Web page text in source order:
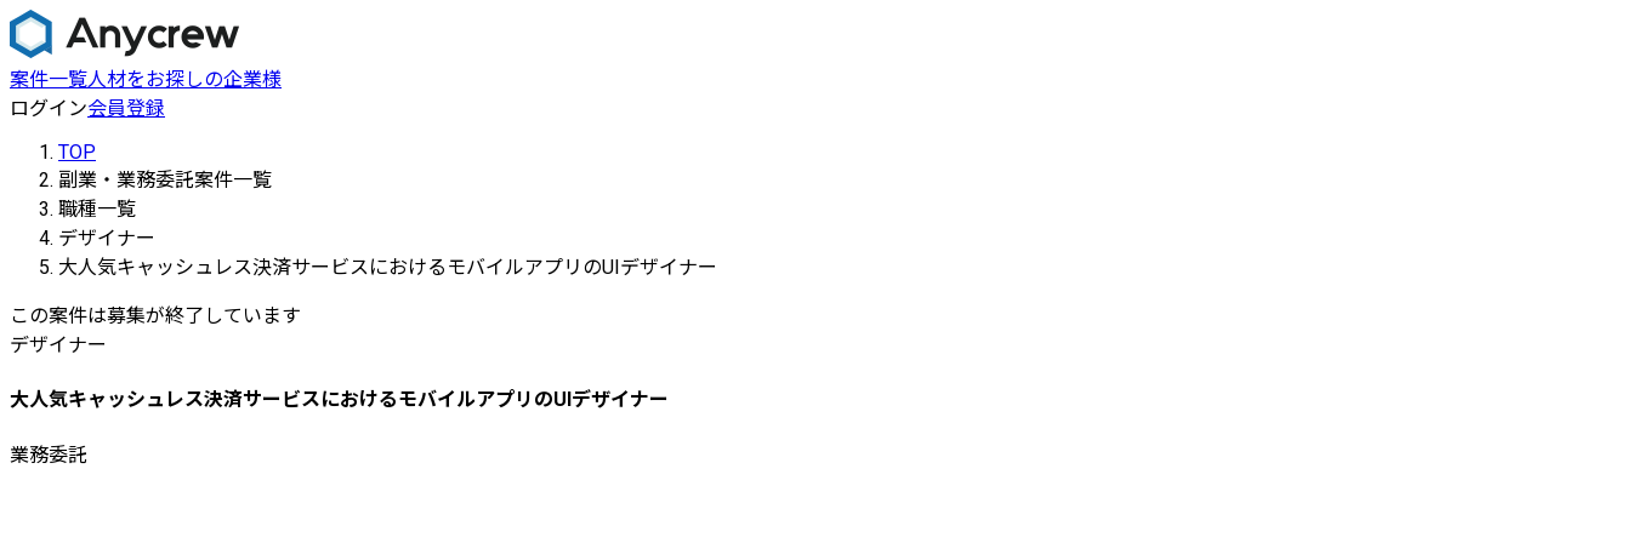
案件一覧人材をお探しの企業様
ログイン会員登録
TOP
副業・業務委託案件一覧
職種一覧
デザイナー
大人気キャッシュレス決済サービスにおけるモバイルアプリのUIデザイナー
この案件は募集が終了しています
デザイナー
大人気キャッシュレス決済サービスにおけるモバイルアプリのUIデザイナー
業務委託